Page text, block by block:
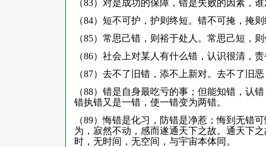
（83）对是成功的保障，错是失败的因素，
（84）短不可护，护则终短。错不可掩，掩
（85）常思己错，则裕于处人。常思己短，
（86）社会上对某人有什么错，认识很清，
（87）去不了旧错，添不上新对。去不了旧
（88）错是自身最吃亏的事；但能知错，认
错执错又是一错，使一错变为两错。
（89）悔错是化习，防错是净惹；悔到无错
为，寂然不动，感而遂通天下之故。通天下
时，无时间，无空间，与宇宙本体同。